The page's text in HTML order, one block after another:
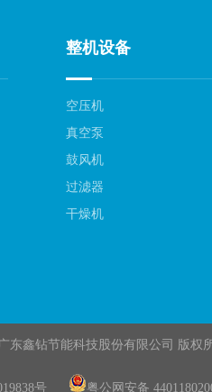
整机设备
空压机
真空泵
鼓风机
过滤器
干燥机
东鑫钻节能科技股份有限公司 版权
号 粤公网安备